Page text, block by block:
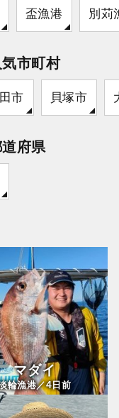
盃漁港 別苅
市町村
市 貝塚市
府県
マダイ
輪漁港／4日前